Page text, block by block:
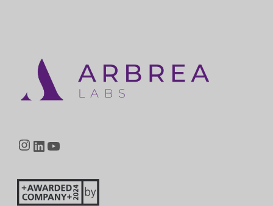
Instagram
LinkedIn